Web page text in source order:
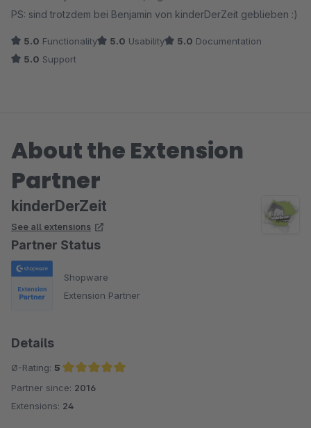
PS: sind trotzdem bei Benjamin von kinderDerZeit geblieben :)
5.0 Functionality 5.0 Usability 5.0 Documentation
5.0 Support
About the Extension
Partner
kinderDerZeit
See all extensions
Partner Status
Shopware
Extension Partner
Details
Ø-Rating: 5
Average rating of 5 out of 5 stars
Partner since: 2016
Extensions: 24